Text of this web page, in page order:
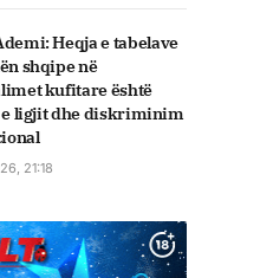
Heqja e tabelave
shqipe në
kufitare është
e ligjit dhe diskriminim
21:18